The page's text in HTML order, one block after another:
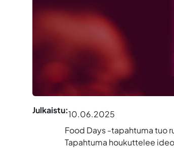
Julkaistu:10.06.2025
Food Days -tapahtuma tuo
Tapahtuma houkuttelee